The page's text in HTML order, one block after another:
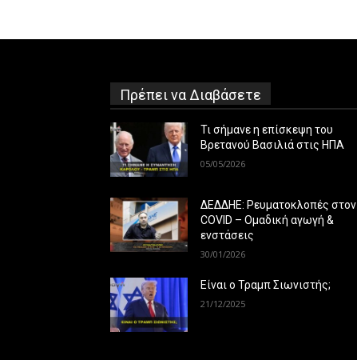
Πρέπει να Διαβάσετε
Τι σήμανε η επίσκεψη του
Βρετανού Βασιλιά στις ΗΠΑ
05/05/2026
ΔΕΔΔΗΕ: Ρευματοκλοπές στον
COVID – Ομαδική αγωγή &
ενστάσεις
30/01/2026
Είναι ο Τραμπ Σιωνιστής;
21/12/2025